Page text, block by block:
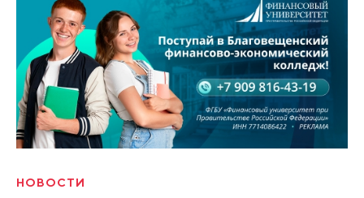
НОВОСТИ